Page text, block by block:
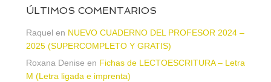
ÚLTIMOS COMENTARIOS
Raquel en NUEVO CUADERNO DEL PROFESOR 2024 –
2025 (SUPERCOMPLETO Y GRATIS)
Roxana Denise en Fichas de LECTOESCRITURA – Letra
M (Letra ligada e imprenta)